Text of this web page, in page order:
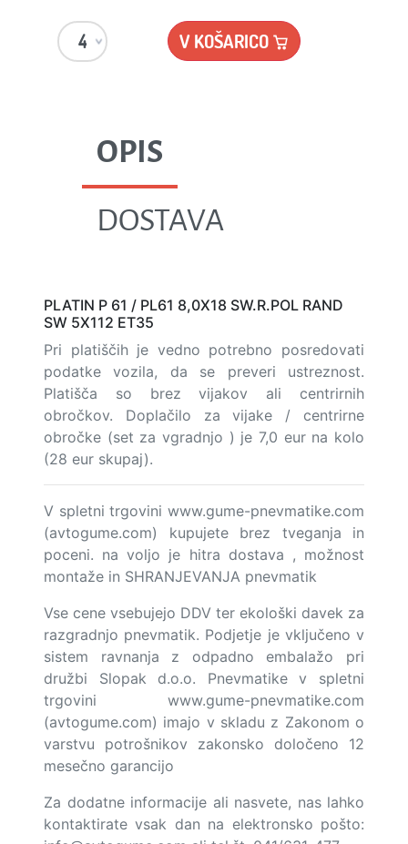
V KOŠARICO
OPIS
DOSTAVA
PLATIN P 61 / PL61 8,0X18 SW.R.POL RAND
SW 5X112 ET35
Pri platiščih je vedno potrebno posredovati
podatke vozila, da se preveri ustreznost.
Platišča so brez vijakov ali centrirnih
obročkov. Doplačilo za vijake / centrirne
obročke (set za vgradnjo ) je 7,0 eur na kolo
(28 eur skupaj).
V spletni trgovini www.gume-pnevmatike.com
(avtogume.com) kupujete brez tveganja in
poceni. na voljo je hitra dostava , možnost
montaže in SHRANJEVANJA pnevmatik
Vse cene vsebujejo DDV ter ekološki davek za
razgradnjo pnevmatik. Podjetje je vključeno v
sistem ravnanja z odpadno embalažo pri
družbi Slopak d.o.o. Pnevmatike v spletni
trgovini www.gume-pnevmatike.com
(avtogume.com) imajo v skladu z Zakonom o
varstvu potrošnikov zakonsko določeno 12
mesečno garancijo
Za dodatne informacije ali nasvete, nas lahko
kontaktirate vsak dan na elektronsko pošto: